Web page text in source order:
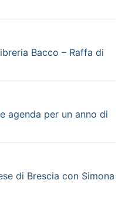
Bacco – Raffa di
agenda per un anno di
di Brescia con Simona